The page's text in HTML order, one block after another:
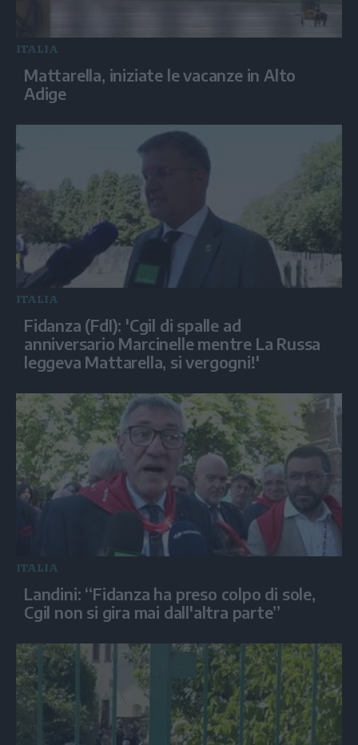
ITALIA
Mattarella, iniziate le vacanze in Alto
Adige
ITALIA
Fidanza (FdI): 'Cgil di spalle ad
anniversario Marcinelle mentre La Russa
leggeva Mattarella, si vergogni!'
ITALIA
Landini: “Fidanza ha preso colpo di sole,
Cgil non si gira mai dall'altra parte”